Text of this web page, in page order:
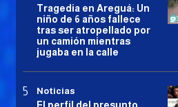
Tragedia en Areguá: Un
niño de 6 años fallece
tras ser atropellado por
un camión mientras
jugaba en la calle
Noticias